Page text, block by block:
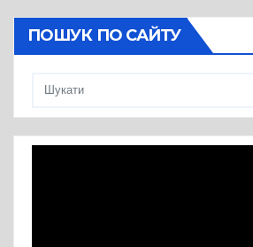
ПОШУК ПО САЙТУ